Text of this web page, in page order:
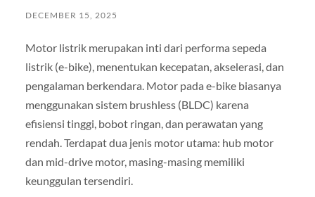
DECEMBER 15, 2025
Motor listrik merupakan inti dari performa sepeda
listrik (e-bike), menentukan kecepatan, akselerasi, dan
pengalaman berkendara. Motor pada e-bike biasanya
menggunakan sistem brushless (BLDC) karena
efisiensi tinggi, bobot ringan, dan perawatan yang
rendah. Terdapat dua jenis motor utama: hub motor
dan mid-drive motor, masing-masing memiliki
keunggulan tersendiri.